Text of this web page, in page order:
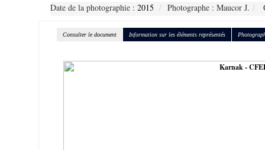
Date de la photographie : 2015 Photographe : Maucor J.
Consulter le document Information sur les éléments représentés